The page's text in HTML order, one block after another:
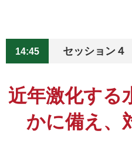
14:45 セッション
近年激化する
かに備え、